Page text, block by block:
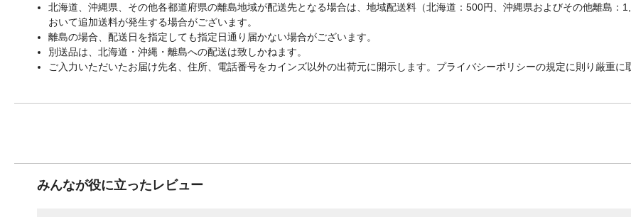
北海道、沖縄県、その他各都道府県の離島地域が配送先となる場合は、地域配送料（北海道：500円、沖縄県およびその他離島：
おいて追加送料が発生する場合がございます。
離島の場合、配送日を指定しても指定日通り届かない場合がございます。
別送品は、北海道・沖縄・離島への配送は致しかねます。
ご入力いただいたお届け先名、住所、電話番号をカインズ以外の出荷元に開示します。プライバシーポリシーの規定に則り厳重に
みんなが役に立ったレビュー